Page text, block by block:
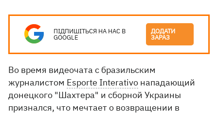
ПІДПИШІТЬСЯ НА НАС В
GOOGLE
ДОДАТИ
ЗАРАЗ
Во время видеочата с бразильским
журналистом Esporte Interativo нападающий
донецкого "Шахтера" и сборной Украины
признался, что мечтает о возвращении в